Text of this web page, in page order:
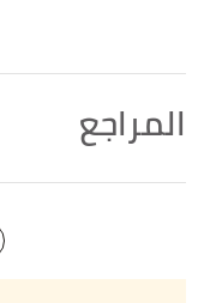
المراجع
7/2021. Edited.
↑
"Modernism"
, Retrieved